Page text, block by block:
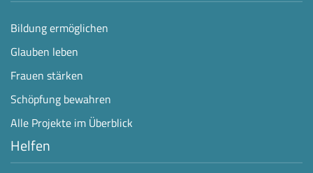
Bildung ermöglichen
Glauben leben
Frauen stärken
Schöpfung bewahren
Alle Projekte im Überblick
Helfen